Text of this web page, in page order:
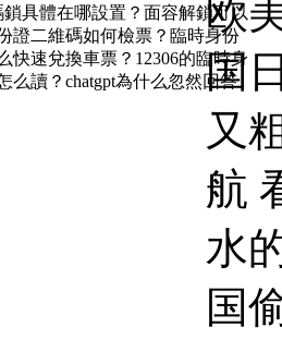
具體在哪設置？面容解鎖可以
證二維碼如何檢票？臨時身份
快速兌換車票？12306的臨時身
么讀？chatgpt為什么忽然回答